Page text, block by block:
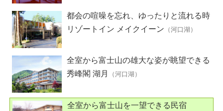
都会の喧噪を忘れ、ゆったりと流れる時
間
リゾートイン メイクイーン （河口湖）
全室から富士山の雄大な姿が眺望できる
秀峰閣 湖月
（河口湖）
全室から富士山を一望できる民宿